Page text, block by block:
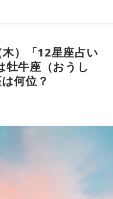
ィグが超好き」と笑いなが
ツは真贋判定をしてもらっ
りを紹介しました。
こからヴィンテージのバッ
を買ってみたら、そのまま
り、現在はヴィンテージの
とも明かしました。
は、サウナは「リラックス
」だと説明します。かつて
い」という考え方から、政
ナでおこなわれることもあ
しました。
と人生」
）「12星座占い
牡牛座（おうし
何位？